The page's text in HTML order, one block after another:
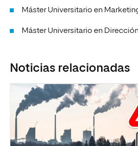
Máster Universitario en
Máster Universitario en
Noticias relacionadas